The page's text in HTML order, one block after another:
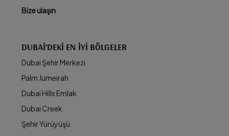
Bize ulaşın
DUBAI'DEKI EN İYI BÖLGELER
Dubai Şehir Merkezi
Palm Jumeirah
Dubai Hills Emlak
Dubai Creek
Şehir Yürüyüşü